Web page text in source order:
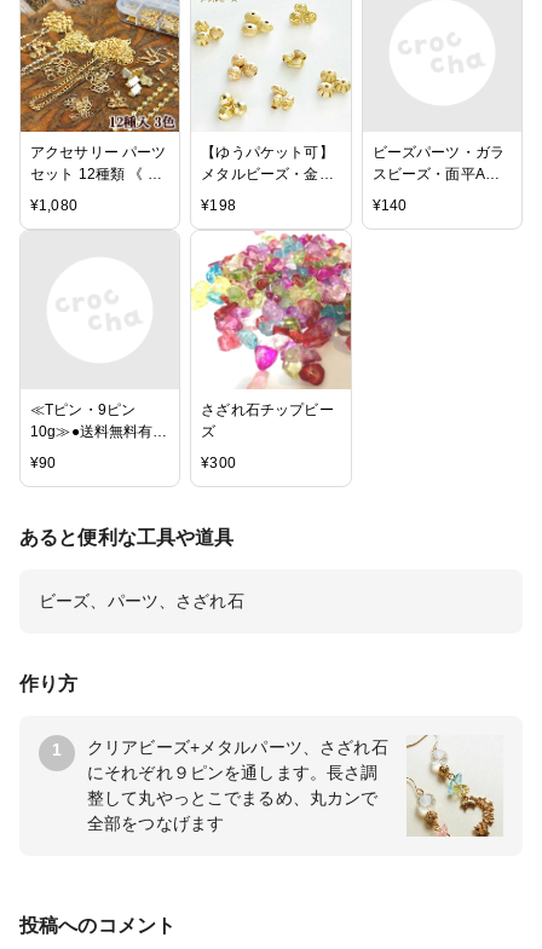
アクセサリー パーツ
セット 12種類 《 ア
クセサリーパーツ ネ
ックレス ピアス パ
¥1,080
【ゆうパケット可】
メタルビーズ・金属
ビーズ ゴールド 10
リー製作におすすめ
/ハンドメイド 手芸
アクセサリー 金属ビ
ーズ Kビーズ ゴール
ド 梨地 サンド
ザラザラ デザイン
¥198
ビーズパーツ・ガラ
スビーズ・面平Aボ
タンカット（Lt.カー
¥140
≪Tピン・9ピン
10g≫●送料無料有●
楽天最安値に挑戦●
m/30mm/32mm●
ピン●9ピン●10グラ
¥90
さざれ石チップビー
ズ
¥300
作り方
1
クリアビーズ+メタルパーツ、さざれ石
にそれぞれ９ピンを通します。長さ調
整して丸やっとこでまるめ、丸カンで
全部をつなげます
あると便利な工具や道具
ビーズ、パーツ、さざれ石
投稿へのコメント